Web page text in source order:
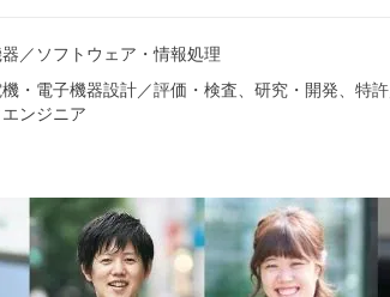
／ ソフトウェア・情報処理
・電子機器設計／評価・検査、研究・開発、特許
ンジニア